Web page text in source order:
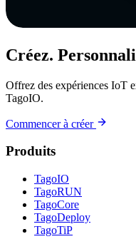
Créez.
Offrez des expériences IoT
TagoIO.
Commencer à créer
Produits
TagoIO
TagoRUN
TagoCore
TagoDeploy
TagoTiP